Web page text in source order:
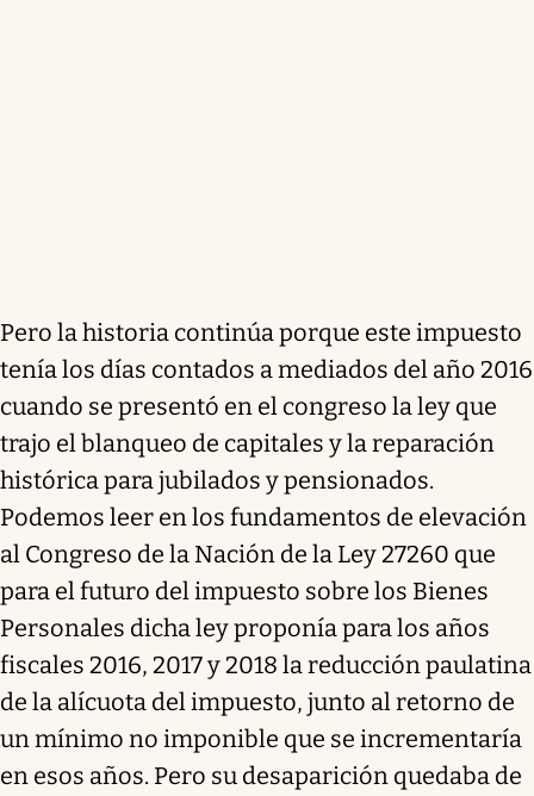
Pero la historia continúa porque este impuesto
tenía los días contados a mediados del año 2016
cuando se presentó en el congreso la ley que
trajo el blanqueo de capitales y la reparación
histórica para jubilados y pensionados.
Podemos leer en los fundamentos de elevación
al Congreso de la Nación de la Ley 27260 que
para el futuro del impuesto sobre los Bienes
Personales dicha ley proponía para los años
fiscales 2016, 2017 y 2018 la reducción paulatina
de la alícuota del impuesto, junto al retorno de
un mínimo no imponible que se incrementaría
en esos años. Pero su desaparición quedaba de